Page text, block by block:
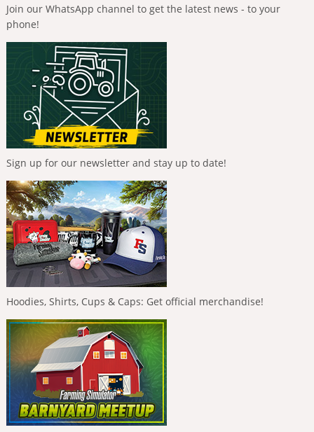
Join our WhatsApp channel to get the latest news - to your
phone!
Sign up for our newsletter and stay up to date!
Hoodies, Shirts, Cups & Caps: Get official merchandise!